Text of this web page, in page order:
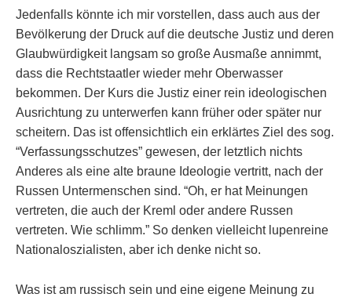
Jedenfalls könnte ich mir vorstellen, dass auch aus der
Bevölkerung der Druck auf die deutsche Justiz und deren
Glaubwürdigkeit langsam so große Ausmaße annimmt,
dass die Rechtstaatler wieder mehr Oberwasser
bekommen. Der Kurs die Justiz einer rein ideologischen
Ausrichtung zu unterwerfen kann früher oder später nur
scheitern. Das ist offensichtlich ein erklärtes Ziel des sog.
“Verfassungsschutzes” gewesen, der letztlich nichts
Anderes als eine alte braune Ideologie vertritt, nach der
Russen Untermenschen sind. “Oh, er hat Meinungen
vertreten, die auch der Kreml oder andere Russen
vertreten. Wie schlimm.” So denken vielleicht lupenreine
Nationaloszialisten, aber ich denke nicht so.
Was ist am russisch sein und eine eigene Meinung zu